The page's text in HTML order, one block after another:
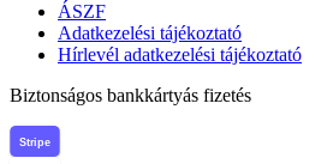
ÁSZF
Adatkezelési tájékoztató
Hírlevél adatkezelési tájékoztató
Biztonságos bankkártyás fizetés
Stripe